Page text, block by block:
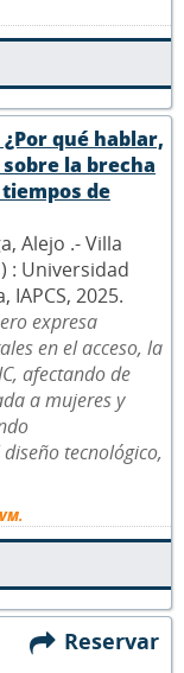
qué hablar,
la brecha
de
Alejo .- Villa
: Universidad
IAPCS, 2025.
expresa
en el acceso, la
afectando de
a mujeres y
tecnológico,
Reservar